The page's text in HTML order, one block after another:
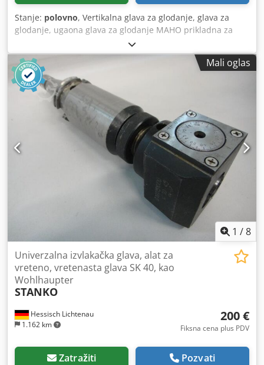
Stanje: polovno, Vertikalna glava za glodanje, glava za
glodanje, ugaona glava za glodanje MAHO prikladna za
MH300 ili MH400 Godina proizvodnje: oko 1990 Prihvat
alata: SK 40 Izvlačenje pinole: 60 mm Centrični prečnik na
prirubnici: 102 mm Spoljašnji prečnik prirubnice: 180 mm
Raspon rupa na prirubnici: Ø 150 mm Rupe za
pričvršćivanje na prirubnici: 4x Ø 11 mm - Posmak pinole
0,015 / 0,03 / 0,06 / 0,12 mm/obrtaj - Pogon glave preko
osovine Ø 32 sa žljebom za pero 10 mm - Nazubljeni točkić
sa skalom za izvlacenje pinole Dodsxf Ur Nepfx Adisck -
Ugaona skala na ugaonoj glavi za glodanje 2x 90°
Dimenzije D x Š x V: 300 x 280 x 300 mm Ukupna težina:
Mali oglas
1 /8
Hessisch Lichtenau
1.162 km
Univerzalna izvlakačka glava, alat za
vreteno, vretenasta glava SK 40, kao
Wohlhaupter
STANKO
200 €
Fiksna cena plus PDV
Zatražiti Pozvati